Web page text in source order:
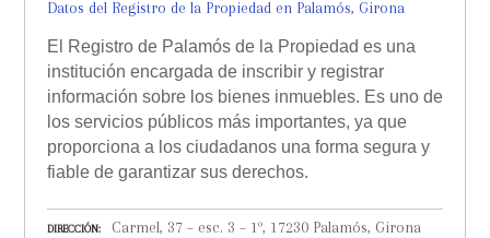
Datos del Registro de la Propiedad en Palamós, Girona
El Registro de Palamós de la Propiedad es una
institución encargada de inscribir y registrar
información sobre los bienes inmuebles. Es uno de
los servicios públicos más importantes, ya que
proporciona a los ciudadanos una forma segura y
fiable de garantizar sus derechos.
DIRECCIÓN Carmel, 37 – esc. 3 – 1º, 17230 Palamós, Girona